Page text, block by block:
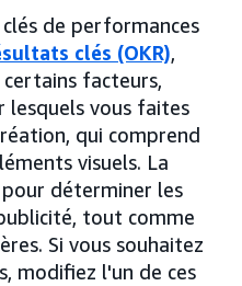
de performances
clés (OKR),
facteurs,
lesquels vous faites
qui comprend
visuels. La
déterminer les
tout comme
Si vous souhaitez
modifiez l'un de ces